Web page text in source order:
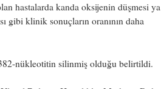
hastalarda kanda oksijenin düşmesi ya
gibi klinik sonuçların oranının daha
nükleotitin silinmiş olduğu belirtildi.